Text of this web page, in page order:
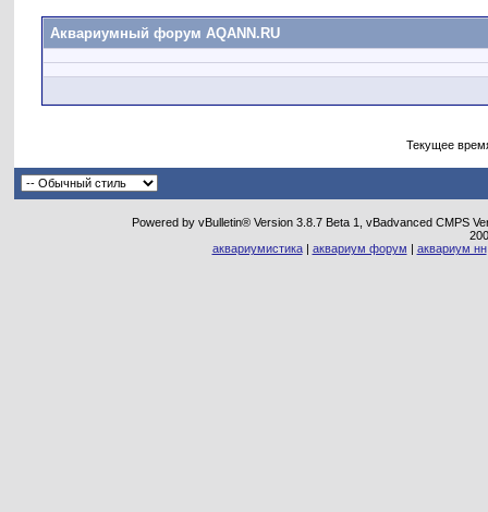
Аквариумный форум AQANN.RU
Текущее
Powered by vBulletin® Version 3.8.7 Beta 1, vBadvanced CMPS
аквариумистика| аквариум форум | аквариум нн